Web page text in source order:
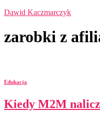
Dawid Kaczmarczyk
zarobki z
Edukacja
Kiedy M2M